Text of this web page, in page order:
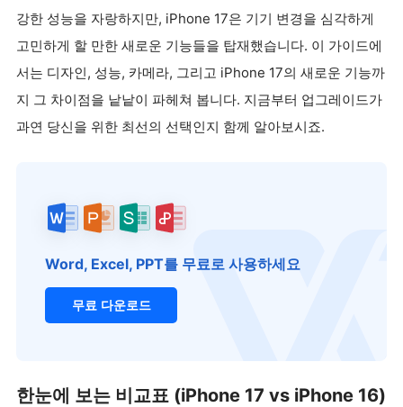
강한 성능을 자랑하지만, iPhone 17은 기기 변경을 심각하게
고민하게 할 만한 새로운 기능들을 탑재했습니다. 이 가이드에
서는 디자인, 성능, 카메라, 그리고 iPhone 17의 새로운 기능까
지 그 차이점을 낱낱이 파헤쳐 봅니다. 지금부터 업그레이드가
과연 당신을 위한 최선의 선택인지 함께 알아보시죠.
Word, Excel, PPT를 무료로 사용하세요
무료 다운로드
한눈에 보는 비교표 (iPhone 17 vs iPhone 16)